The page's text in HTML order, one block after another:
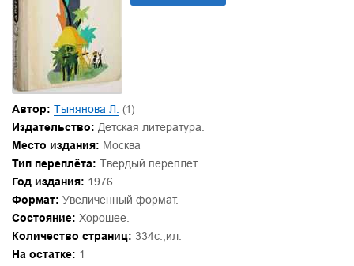
Автор: Тынянова Л. (1)
Издательство: Детская литература.
Место издания: Москва
Тип переплёта: Твердый переплет.
Год издания: 1976
Формат: Увеличенный формат.
Состояние: Хорошее.
Количество страниц: 334с.,ил.
На остатке: 1